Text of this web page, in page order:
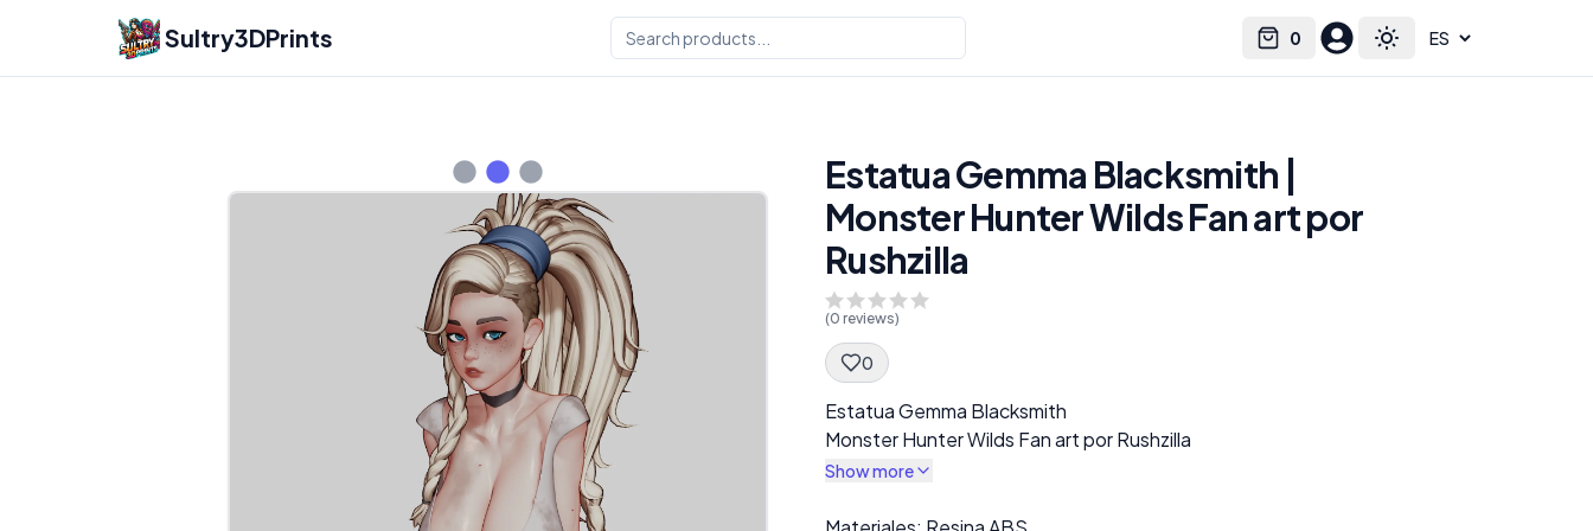
Sultry3DPrints 0
Cart Toggle theme
Select language
Estatua Gemma Blacksmith |
Monster Hunter Wilds Fan art por
Rushzilla
(0 reviews)
0
Spec Description
Estatua Gemma Blacksmith
Monster Hunter Wilds Fan art por Rushzilla
Show more
Description